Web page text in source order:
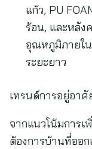
แก้ว, PU
ร้อน, และหลัง
อุณหภูมิภายใ
ระยะยาว
เทรนด์การอยู่อา
จากแนวโน้มการเ
ต้องการบ้านที่ออก